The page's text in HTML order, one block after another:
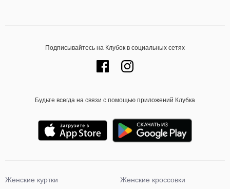
Подписывайтесь на Клубок в социальных сетях
Будьте всегда на связи с помощью приложений Клубка
Женские куртки
Женские кроссовки